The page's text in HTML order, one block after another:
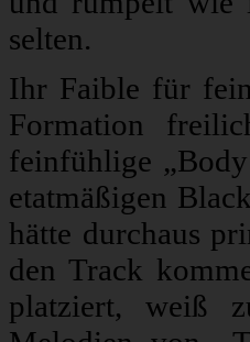
selten.
Ihr Faible für
Formation
feinfühlige
etatmäßigen
hätte durchaus
den Track
platziert, weiß